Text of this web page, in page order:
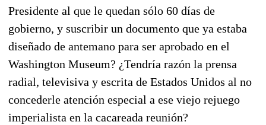
Presidente al que le quedan sólo 60 días de
gobierno, y suscribir un documento que ya estaba
diseñado de antemano para ser aprobado en el
Washington Museum? ¿Tendría razón la prensa
radial, televisiva y escrita de Estados Unidos al no
concederle atención especial a ese viejo rejuego
imperialista en la cacareada reunión?